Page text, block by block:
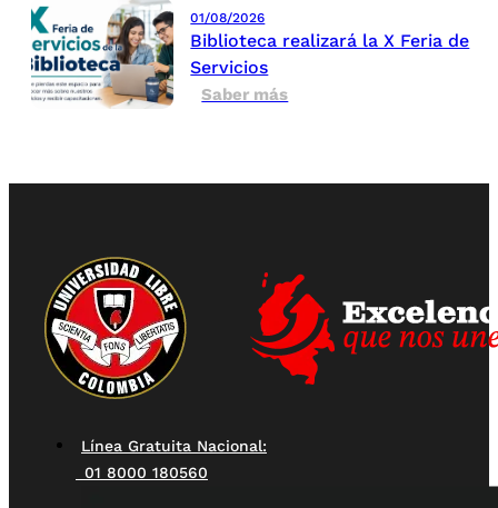
01/08/2026
Biblioteca realizará la X Feria de
Servicios
Saber más
Línea Gratuita Nacional:
01 8000 180560